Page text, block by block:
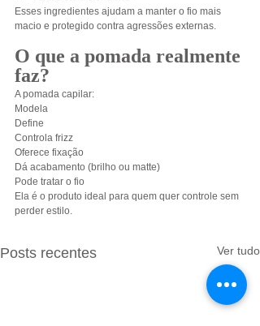
Esses ingredientes ajudam a manter o fio mais
macio e protegido contra agressões externas.
O que a pomada realmente
faz?
A pomada capilar:
Modela
Define
Controla frizz
Oferece fixação
Dá acabamento (brilho ou matte)
Pode tratar o fio
Ela é o produto ideal para quem quer controle sem
perder estilo.
Posts recentes Ver tudo